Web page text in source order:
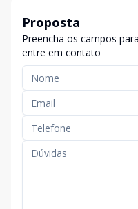
Proposta
Preencha os campos
entre em contato